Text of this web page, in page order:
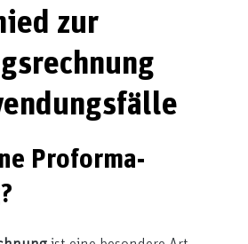
zur
Proforma-